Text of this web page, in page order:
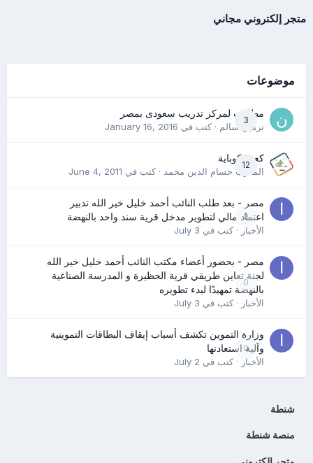
متجر إلكتروني مجاني
موضوعات
3
مطلوب لمركز تدريب سعودى بمصر
نرمين سالم· كتب في January 16, 2016
12
كعب كوباية
المدرب حسام الدين محمد· كتب في June 4, 2011
0
مصر - بعد طلب النائب أحمد خليل خير الله تدبير
اعتماد مالي لتطوير مدخل قرية سند واحد بالنهضة
الأخبار· كتب في July 3
0
مصر - بحضور أعضاء مكتب النائب أحمد خليل خير الله
لجنة تعاين طريقي قرية الحظيرة و المدرسة الصناعية
بالنهضة تمهيدًا لبدء تطويره
الأخبار· كتب في July 3
0
وزارة التموين تكشف أسباب إيقاف البطاقات التموينية
وآلية استعادتها
الأخبار· كتب في July 2
شنطة
منصة شنطة